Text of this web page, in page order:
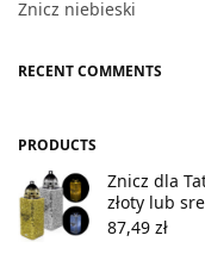
Znicz niebieski
RECENT COMMENTS
PRODUCTS
Znicz dla
złoty lub
87,49 zł